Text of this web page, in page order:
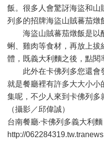
飯。很多人會驚訝海盜和山
列多的招牌海盜山賊蕃茄燉
海盜山賊蕃茄燉飯是以
蜊、雞肉等食材，再放上拔
體，既義大利麵之後，點閱
此外在卡佛列多您還會
就是餐廳裡有許多大大小
集呢，不少人來到卡佛列多
（攝影／邱偉誠）
台南餐廳‧卡佛列多義大利麵
http://